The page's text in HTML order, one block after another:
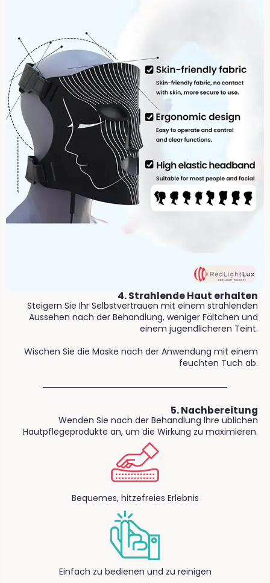
4. Strahlende Haut erhalten
Steigern Sie Ihr Selbstvertrauen mit einem strahlenden
Aussehen nach der Behandlung, weniger Fältchen und
einem jugendlicheren Teint.
Wischen Sie die Maske nach der Anwendung mit einem
feuchten Tuch ab.
5. Nachbereitung
Wenden Sie nach der Behandlung Ihre üblichen
Hautpflegeprodukte an, um die Wirkung zu maximieren.
Bequemes, hitzefreies Erlebnis
Einfach zu bedienen und zu reinigen